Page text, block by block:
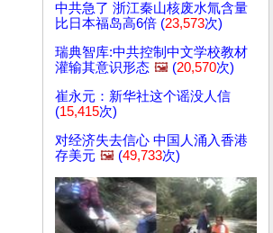
中共急了 浙江秦山核废水氚含量
比日本福岛高6倍 (23,573次)
瑞典智库:中共控制中文学校教材
灌输其意识形态 🖼️ (20,570次)
崔永元：新华社这个谣没人信
(15,415次)
对经济失去信心 中国人涌入香港
存美元 🖼️ (49,733次)